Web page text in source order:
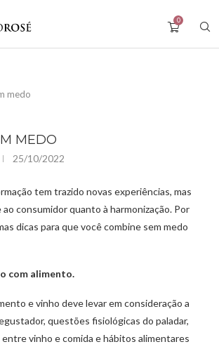
0
medo
MEDO
25/10/2022
tem trazido novas experiências, mas
consumidor quanto à harmonização. Por
dicas para que você combine sem medo
com alimento.
e vinho deve levar em consideração a
questões fisiológicas do paladar,
vinho e comida e hábitos alimentares